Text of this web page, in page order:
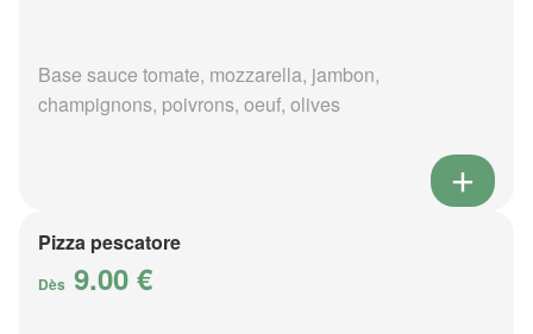
Base sauce tomate, mozzarella, jambon,
champignons, poivrons, oeuf, olives
Pizza pescatore
Dès 9.00 €